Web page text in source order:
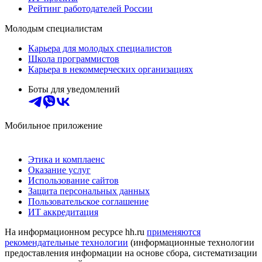
Рейтинг работодателей России
Молодым специалистам
Карьера для молодых специалистов
Школа программистов
Карьера в некоммерческих организациях
Боты для уведомлений
Мобильное приложение
Этика и комплаенс
Оказание услуг
Использование сайтов
Защита персональных данных
Пользовательское соглашение
ИТ аккредитация
На информационном ресурсе hh.ru применяются
рекомендательные технологии (информационные технологии
предоставления информации на основе сбора, систематизации